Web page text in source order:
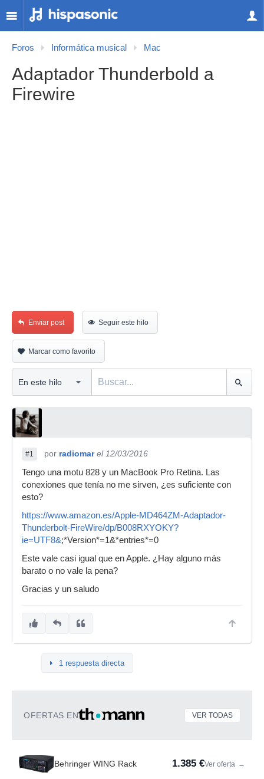
Foros Informática musical Mac
Adaptador Thunderbold a
Firewire
Enviar post Seguir este hilo
Marcar como favorito
#1 por radiomar el 12/03/2016
Tengo una motu 828 y un MacBook Pro Retina. Las
conexiones que tenía no me sirven, ¿es suficiente con
esto?
https://www.amazon.es/Apple-MD464ZM-Adaptador-
Thunderbolt-FireWire/dp/B008RXYOKY?
ie=UTF8&;*Version*=1&*entries*=0
Este vale casi igual que en Apple. ¿Hay alguno más
barato o no vale la pena?
Gracias y un saludo
1 respuesta directa
OFERTAS EN VER TODAS
Behringer WING Rack 1.385 €Ver oferta →